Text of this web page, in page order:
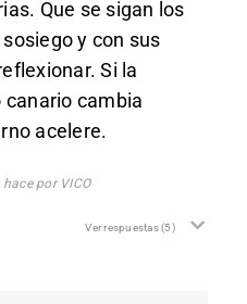
Que se sigan los
y con sus
Si la
cambia
acelere.
por VICO
Ver respuestas(5)